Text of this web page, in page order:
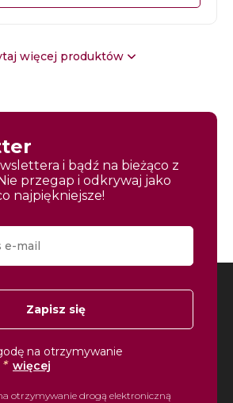
więcej produktów
i bądź na bieżąco z
przegap i odkrywaj jako
najpiękniejsze!
Zapisz się
na otrzymywanie
* więcej
otrzymywanie drogą elektroniczną